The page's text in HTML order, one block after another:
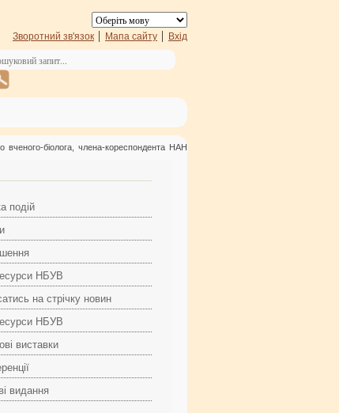
Зворотний зв'язок Мапа сайту Вхід
біолога, члена-кореспондента НАН
подій
НБУВ
на стрічку новин
НБУВ
виставки
видання